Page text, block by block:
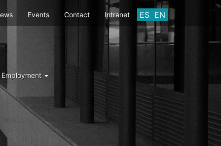
ES EN
Events Contact Intranet